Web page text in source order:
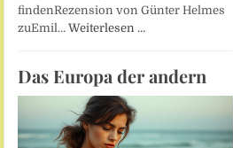
findenRezension von Günter Helmes
zuEmil… Weiterlesen …
Das Europa der andern